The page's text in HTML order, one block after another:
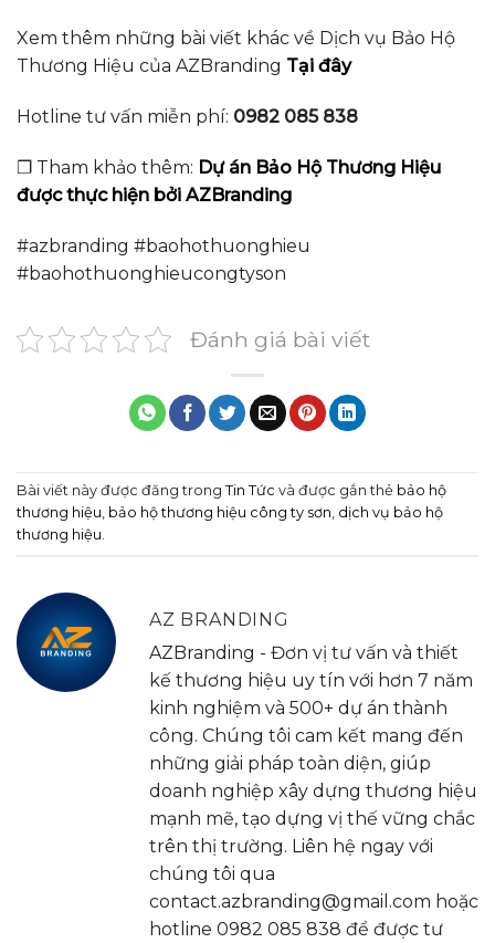
Xem thêm những bài viết khác về Dịch vụ Bảo Hộ
Thương Hiệu của AZBranding Tại đây
Hotline tư vấn miễn phí: 0982 085 838
❐ Tham khảo thêm: Dự án Bảo Hộ Thương Hiệu
được thực hiện bởi AZBranding
#azbranding #baohothuonghieu
#baohothuonghieucongtyson
Đánh giá bài viết
Bài viết này được đăng trong Tin Tức và được gắn thẻ bảo hộ
thương hiệu, bảo hộ thương hiệu công ty sơn, dịch vụ bảo hộ
thương hiệu.
AZ BRANDING
AZBranding - Đơn vị tư vấn và thiết
kế thương hiệu uy tín với hơn 7 năm
kinh nghiệm và 500+ dự án thành
công. Chúng tôi cam kết mang đến
những giải pháp toàn diện, giúp
doanh nghiệp xây dựng thương hiệu
mạnh mẽ, tạo dựng vị thế vững chắc
trên thị trường. Liên hệ ngay với
chúng tôi qua
contact.azbranding@gmail.com hoặc
hotline 0982 085 838 để được tư